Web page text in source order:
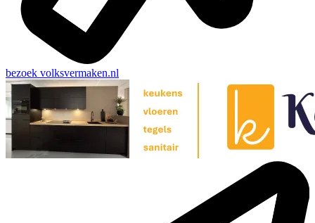
bezoek volksvermaken.nl